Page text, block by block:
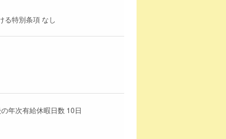
る特別条項 なし
年次有給休暇日数 10日